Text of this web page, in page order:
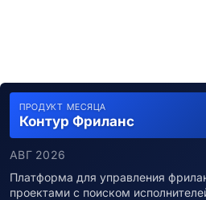
ПРОДУКТ МЕСЯЦА
Контур Фриланс
АВГ 2026
Платформа для управления
проектами с поиском